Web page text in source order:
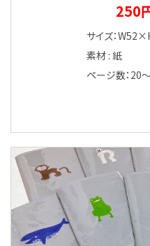
250
サイズ：
素材 : 紙
ページ数：20